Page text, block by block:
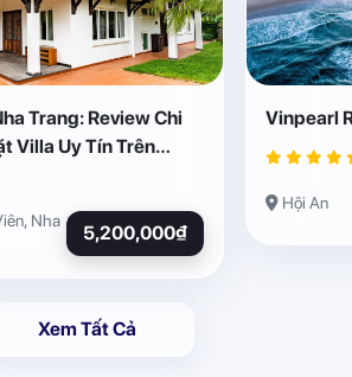
Trang: Review Chi
Villa Uy Tín Trên
Nha
5,200,000₫
Vinpearl
Hội An
Xem Tất Cả